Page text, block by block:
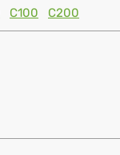
C100 C200